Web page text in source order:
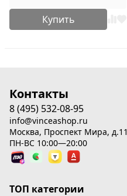
Купить
Контакты
8 (495) 532-08-95
info@vinceashop.ru
Москва, Проспект Мира, д.11
ПН-ВС 10:00—20:00
ТОП категории